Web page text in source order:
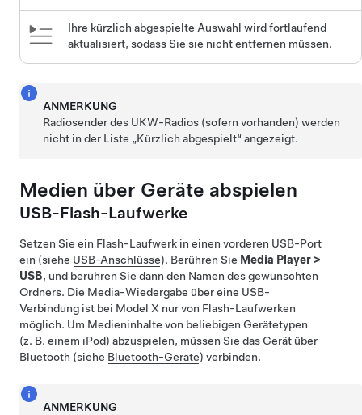
Ihre kürzlich abgespielte Auswahl wird fortlaufend
aktualisiert, sodass Sie sie nicht entfernen müssen.
ANMERKUNG
Radiosender des UKW-Radios (sofern vorhanden) werden
nicht in der Liste „Kürzlich abgespielt“ angezeigt.
Medien über Geräte abspielen
USB-Flash-Laufwerke
Setzen Sie ein Flash-Laufwerk in einen vorderen USB-Port
ein (siehe USB-Anschlüsse). Berühren Sie Media Player >
USB, und berühren Sie dann den Namen des gewünschten
Ordners. Die Media-Wiedergabe über eine USB-
Verbindung ist bei Model X nur von Flash-Laufwerken
möglich. Um Medieninhalte von beliebigen Gerätetypen
(z. B. einem iPod) abzuspielen, müssen Sie das Gerät über
Bluetooth (siehe Bluetooth-Geräte) verbinden.
ANMERKUNG